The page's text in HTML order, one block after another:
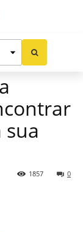
0
1857